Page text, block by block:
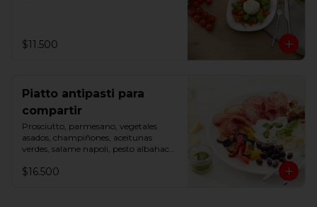
$11.500
Piatto antipasti para
compartir
Prosciutto, parmesano, vegetales
asados, champiñones, aceitunas
verdes, salame napoli, pesto albahaca
$16.500